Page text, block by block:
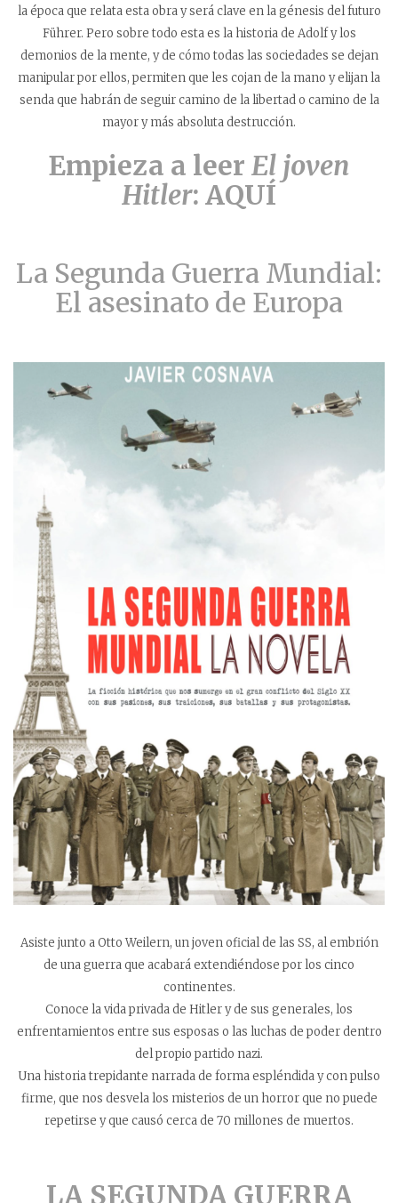
la época que relata esta obra y será clave en la génesis del futuro
Führer. Pero sobre todo esta es la historia de Adolf y los
demonios de la mente, y de cómo todas las sociedades se dejan
manipular por ellos, permiten que les cojan de la mano y elijan la
senda que habrán de seguir camino de la libertad o camino de la
mayor y más absoluta destrucción.
Empieza a leer El joven
Hitler: AQUÍ
La Segunda Guerra Mundial:
El asesinato de Europa
Asiste junto a Otto Weilern, un joven oficial de las SS, al embrión
de una guerra que acabará extendiéndose por los cinco
continentes.
Conoce la vida privada de Hitler y de sus generales, los
enfrentamientos entre sus esposas o las luchas de poder dentro
del propio partido nazi.
Una historia trepidante narrada de forma espléndida y con pulso
firme, que nos desvela los misterios de un horror que no puede
repetirse y que causó cerca de 70 millones de muertos.
LA SEGUNDA GUERRA